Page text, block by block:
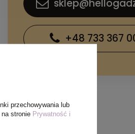
+48 733 367
przechowywania lub
stronie Prywatność i